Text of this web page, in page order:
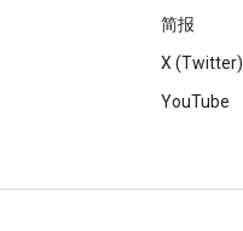
简报
X (Twitter)
YouTube